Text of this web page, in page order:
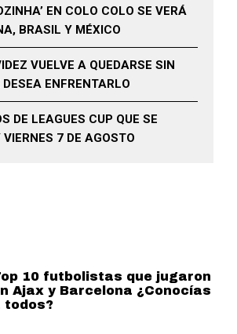
EN COLO COLO SE VERÁ
BRASIL Y MÉXICO
VUELVE A QUEDARSE SIN
ENFRENTARLO
DE LEAGUES CUP QUE SE
7 DE AGOSTO
10 futbolistas que jugaron
Ajax y Barcelona ¿Conocías
todos?